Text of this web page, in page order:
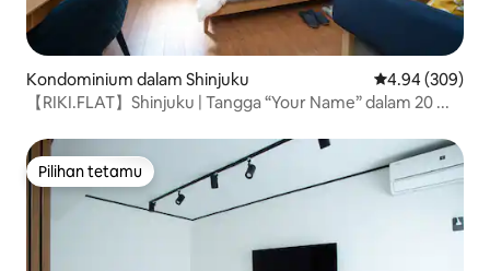
Kondominium dalam Shinjuku Penarafan
4.94 (309)
【RIKI.FLAT】Shinjuku | Tangga “Your Name” dalam 20 ...
Pilihan tetamu
Pilihan tetamu